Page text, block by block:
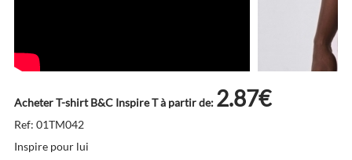
Acheter T-shirt B&C Inspire T à partir de: 2.87€
Ref: 01TM042
Inspire pour lui